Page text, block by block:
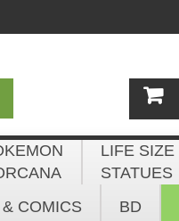
LIFE SIZE
STATUES
COMICS BD